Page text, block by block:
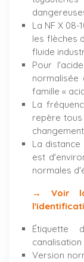
La NF X
les flèches
fluide
Pour
famille «
La
repère tous
La
est
normales
→ Voir
Étiquette
Version